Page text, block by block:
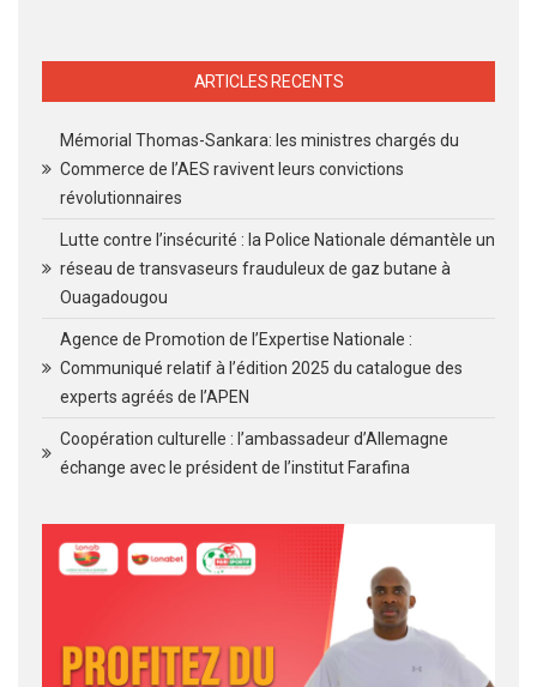
ARTICLES RECENTS
Mémorial Thomas-Sankara: les ministres chargés du
Commerce de l’AES ravivent leurs convictions
révolutionnaires
Lutte contre l’insécurité : la Police Nationale démantèle un
réseau de transvaseurs frauduleux de gaz butane à
Ouagadougou
Agence de Promotion de l’Expertise Nationale :
Communiqué relatif à l’édition 2025 du catalogue des
experts agréés de l’APEN
Coopération culturelle : l’ambassadeur d’Allemagne
échange avec le président de l’institut Farafina